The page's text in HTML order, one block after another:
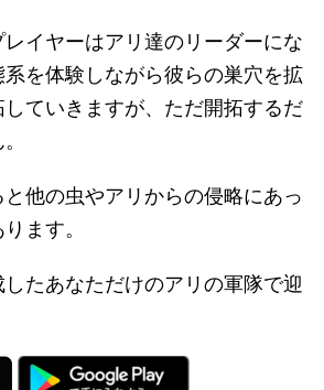
イヤーはアリ達のリーダーにな
を体験しながら彼らの巣穴を拡
ていきますが、ただ開拓するだ
他の虫やアリからの侵略にあっ
ます。
たあなただけのアリの軍隊で迎